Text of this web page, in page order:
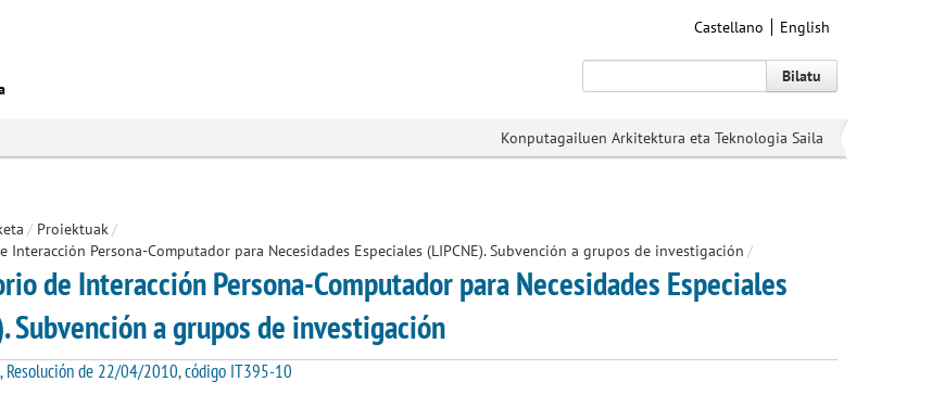
Castellano English
Bilatu
Konputagailuen Arkitektura eta Teknologia Saila
/ Proiektuak/
Interacción Persona-Computador para Necesidades Especiales (LIPCNE). Subvención a grupos de investigación /
de Interacción Persona-Computador para Necesidades Especiales
Subvención a grupos de investigación
Resolución de 22/04/2010, código IT395-10